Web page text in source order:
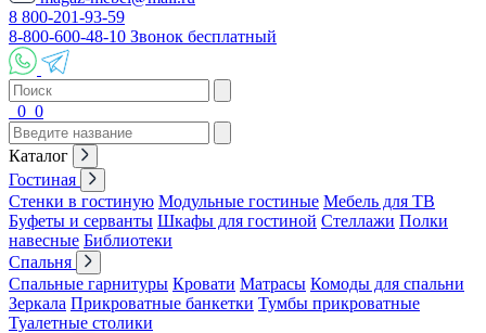
8 800-201-93-59
8-800-600-48-10 Звонок бесплатный
0 0
Каталог
Гостиная
Стенки в гостиную Модульные гостиные Мебель для ТВ
Буфеты и серванты Шкафы для гостиной Стеллажи Полки
навесные Библиотеки
Спальня
Спальные гарнитуры Кровати Матрасы Комоды для спальни
Зеркала Прикроватные банкетки Тумбы прикроватные
Туалетные столики